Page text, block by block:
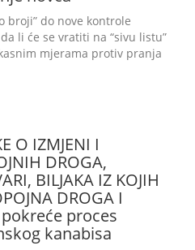
broji” do nove kontrole
li će se vratiti na “sivu listu”
mjerama protiv pranja
O IZMJENI I
DROGA,
BILJAKA IZ KOJIH
DROGA I
pokreće proces
kanabisa